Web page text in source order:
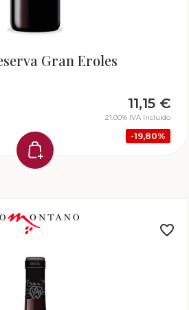
Gran Eroles
19,80%
11,15 €
21.00% IVA incluido